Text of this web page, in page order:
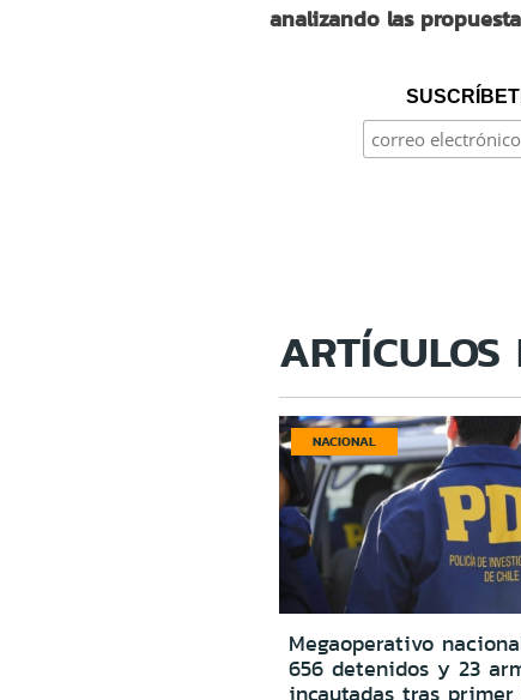
analizando las
ARTÍCULOS
NACIONAL
Megaoperativo
656 detenidos y 23
incautadas tras primer